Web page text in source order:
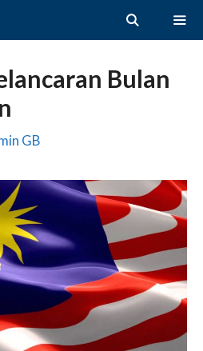
Bulan
GB